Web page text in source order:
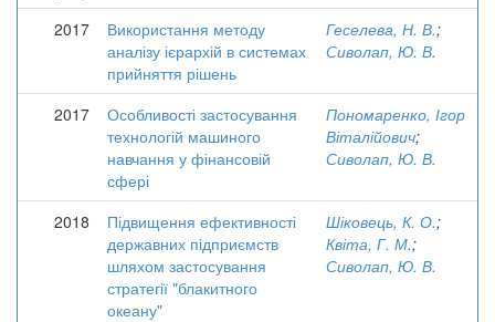
2017
Використання методу
аналізу ієрархій в системах
прийняття рішень
Геселева, Н. В.;
Сиволап, Ю. В.
2017
Особливості застосування
технологій машиного
навчання у фінансовій
сфері
Пономаренко, Ігор
Віталійович;
Сиволап, Ю. В.
2018
Підвищення ефективності
державних підприємств
шляхом застосування
стратегії "блакитного
океану"
Шіковець, К. О.;
Квіта, Г. М.;
Сиволап, Ю. В.